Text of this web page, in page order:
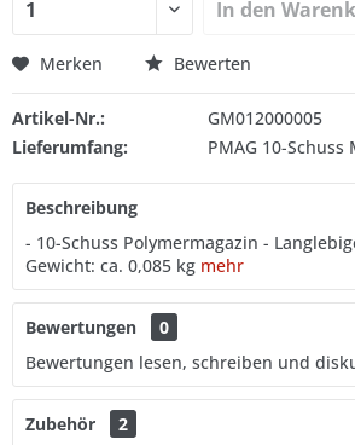
In den
Merken Bewerten
Artikel-Nr.:
GM012000005
Lieferumfang:
PMAG 10-Schuss
Beschreibung
- 10-Schuss Polymermagazin -
Gewicht: ca. 0,085 kg mehr
Bewertungen
0
Bewertungen lesen, schreiben und
Zubehör 2